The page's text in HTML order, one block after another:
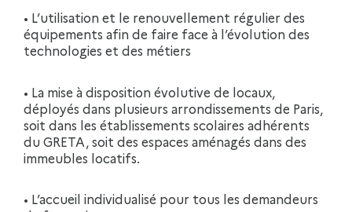
• L’utilisation et le renouvellement régulier des
équipements afin de faire face à l’évolution des
technologies et des métiers
• La mise à disposition évolutive de locaux,
déployés dans plusieurs arrondissements de Paris,
soit dans les établissements scolaires adhérents
du GRETA, soit des espaces aménagés dans des
immeubles locatifs.
• L’accueil individualisé pour tous les demandeurs